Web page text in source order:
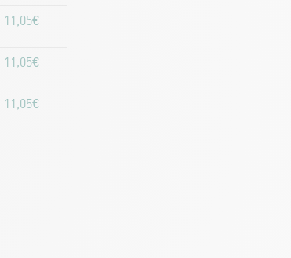
11,05€
11,05€
11,05€